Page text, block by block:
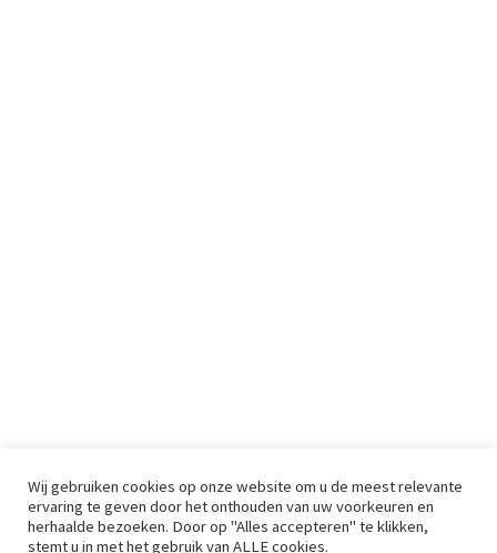
Wij gebruiken cookies op onze website om u de meest relevante
ervaring te geven door het onthouden van uw voorkeuren en
herhaalde bezoeken. Door op "Alles accepteren" te klikken,
stemt u in met het gebruik van ALLE cookies.